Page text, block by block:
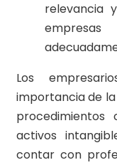
relevancia
Los
importancia de
activos
contar con